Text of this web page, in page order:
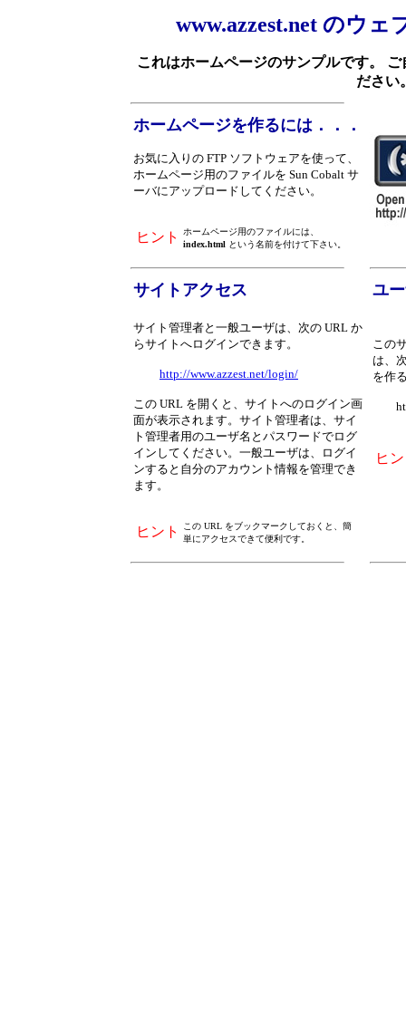
www.azzest.net のウ
これはホームページのサンプルです。
ださい
ホームページを作るには．．．
お気に入りの FTP ソフトウェアを使って、
ホームページ用のファイルを Sun Cobalt サ
ーバにアップロードしてください。
ヒント
ホームページ用のファイルには、
index.html という名前を付けて下さい。
サイトアクセス
サイト管理者と一般ユーザは、次の URL か
らサイトへログインできます。
http://www.azzest.net/login/
この URL を開くと、サイトへのログイン画
面が表示されます。サイト管理者は、サイ
ト管理者用のユーザ名とパスワードでログ
インしてください。一般ユーザは、ログイ
ンすると自分のアカウント情報を管理でき
ます。
ヒント
この URL をブックマークしておくと、簡
単にアクセスできて便利です。
ユ
この
は、
を作
ヒ